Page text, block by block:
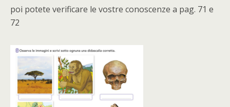
poi potete verificare le vostre conoscenze a pag. 71 e
72